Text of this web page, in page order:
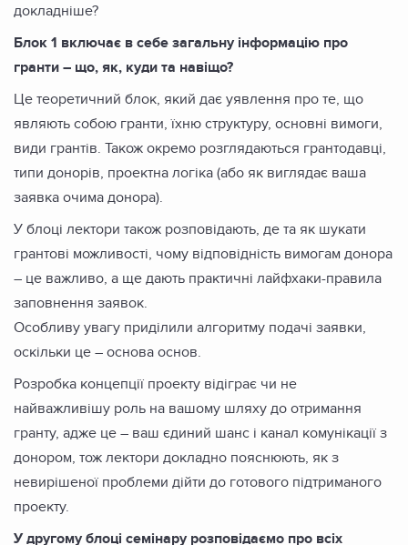
докладніше?
Блок 1 включає в себе загальну інформацію про
гранти – що, як, куди та навіщо?
Це теоретичний блок, який дає уявлення про те, що
являють собою гранти, їхню структуру, основні вимоги,
види грантів. Також окремо розглядаються грантодавці,
типи донорів, проектна логіка (або як виглядає ваша
заявка очима донора).
У блоці лектори також розповідають, де та як шукати
грантові можливості, чому відповідність вимогам донора
– це важливо, а ще дають практичні лайфхаки-правила
заповнення заявок.
Особливу увагу приділили алгоритму подачі заявки,
оскільки це – основа основ.
Розробка концепції проекту відіграє чи не
найважливішу роль на вашому шляху до отримання
гранту, адже це – ваш єдиний шанс і канал комунікації з
донором, тож лектори докладно пояснюють, як з
невирішеної проблеми дійти до готового підтриманого
проекту.
У другому блоці семінару розповідаємо про всіх